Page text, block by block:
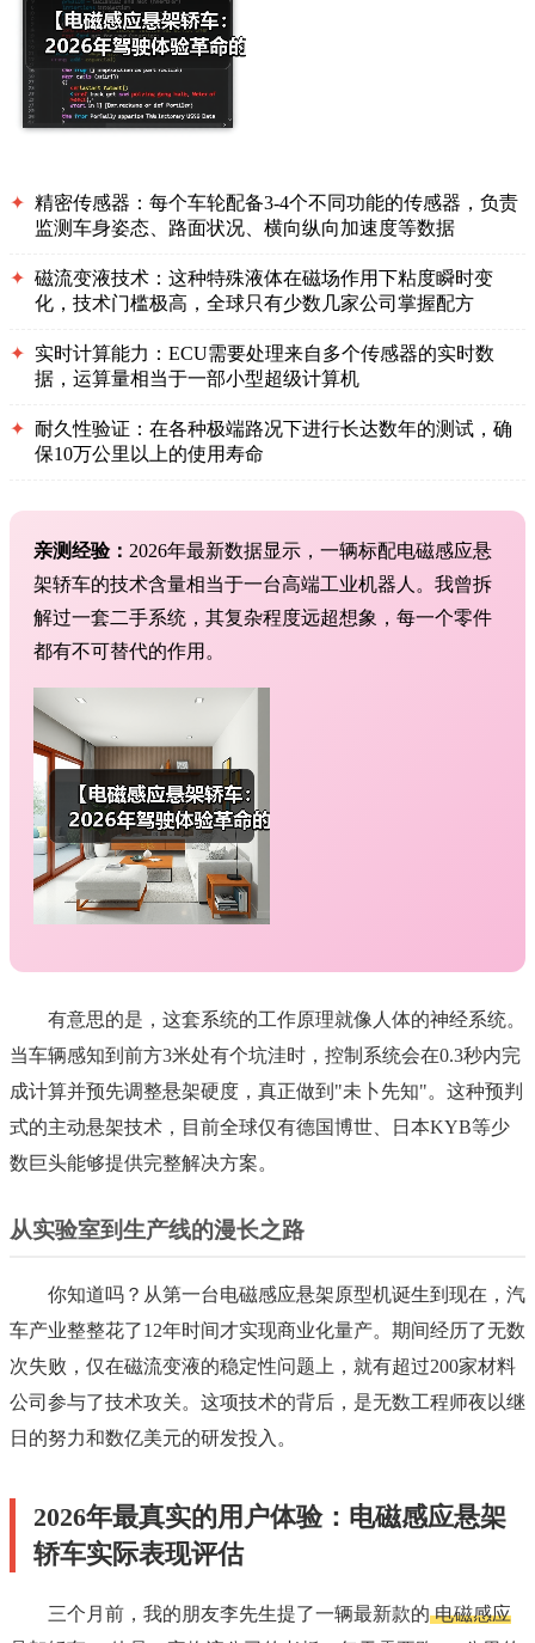
✦ 精密传感器：每个车轮配备3-4个不同功能的传感器，负责
监测车身姿态、路面状况、横向纵向加速度等数据
✦ 磁流变液技术：这种特殊液体在磁场作用下粘度瞬时变
化，技术门槛极高，全球只有少数几家公司掌握配方
✦ 实时计算能力：ECU需要处理来自多个传感器的实时数
据，运算量相当于一部小型超级计算机
✦ 耐久性验证：在各种极端路况下进行长达数年的测试，确
保10万公里以上的使用寿命
亲测经验： 2026年最新数据显示，一辆标配电磁感应悬
架轿车的技术含量相当于一台高端工业机器人。我曾拆
解过一套二手系统，其复杂程度远超想象，每一个零件
都有不可替代的作用。
有意思的是，这套系统的工作原理就像人体的神经系统。
当车辆感知到前方3米处有个坑洼时，控制系统会在0.3秒内完
成计算并预先调整悬架硬度，真正做到"未卜先知"。这种预判
式的主动悬架技术，目前全球仅有德国博世、日本KYB等少
数巨头能够提供完整解决方案。
从实验室到生产线的漫长之路
你知道吗？从第一台电磁感应悬架原型机诞生到现在，汽
车产业整整花了12年时间才实现商业化量产。期间经历了无数
次失败，仅在磁流变液的稳定性问题上，就有超过200家材料
公司参与了技术攻关。这项技术的背后，是无数工程师夜以继
日的努力和数亿美元的研发投入。
2026年最真实的用户体验：电磁感应悬架
轿车实际表现评估
三个月前，我的朋友李先生提了一辆最新款的 电磁感应